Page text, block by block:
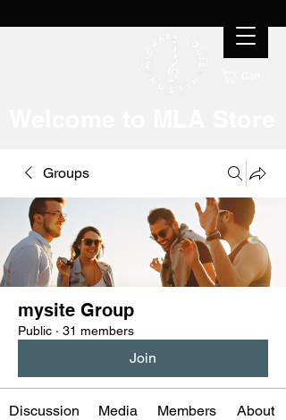
Groups
mysite Group
Public · 31 members
Join
Discussion Media Members About